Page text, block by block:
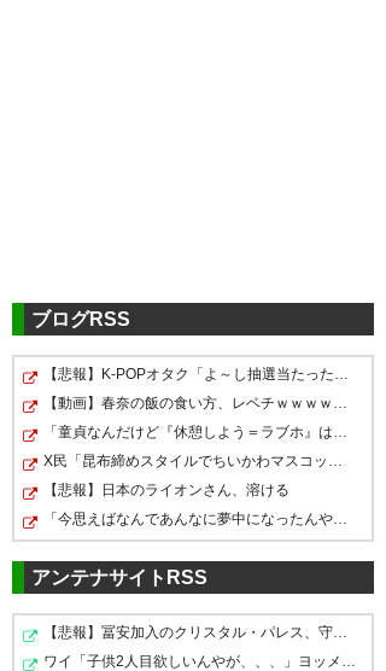
— れお (rr__fsyn21)2022, 10月
10
10月上旬で契約満了リリースが
出る今年の日程…まあ選手にと
っては次が見つかりやすいかも
ね
— ぐっち (gucchi_647)2022,
10月 10
━○○○ ファジアーノ岡山436羽目○○○━
1665303440/l100
廣木、喜山、関戸、齊藤
168U-名無しさん2022/10/10(月) 10:20:53 aXxC3YQM01010
喜山関戸が居なくなるからファジアーノ岡山第1
ブログRSS
【悲報】日本のライオンさん、溶ける
アンテナサイトRSS